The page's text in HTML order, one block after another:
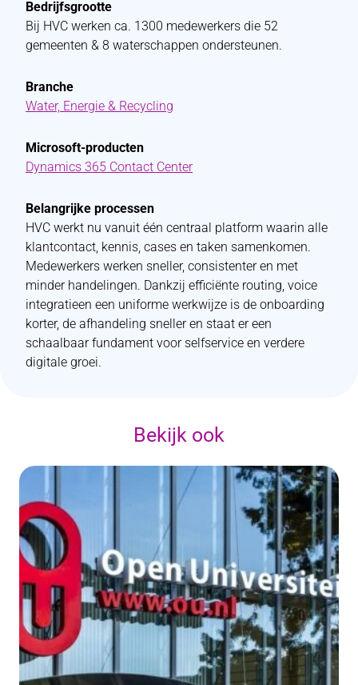
Bedrijfsgrootte
Bij HVC werken ca. 1300 medewerkers die 52
gemeenten & 8 waterschappen ondersteunen.
Branche
Water, Energie & Recycling
Microsoft-producten
Dynamics 365 Contact Center
Belangrijke processen
HVC werkt nu vanuit één centraal platform waarin alle
klantcontact, kennis, cases en taken samenkomen.
Medewerkers werken sneller, consistenter en met
minder handelingen. Dankzij efficiënte routing, voice
integratieen een uniforme werkwijze is de onboarding
korter, de afhandeling sneller en staat er een
schaalbaar fundament voor selfservice en verdere
digitale groei.
Bekijk ook